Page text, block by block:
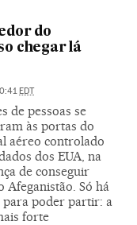
do
chegar lá
EDT
de pessoas se
às portas do
aéreo controlado
dos EUA, na
de conseguir
Afeganistão. Só há
para poder partir: a
forte